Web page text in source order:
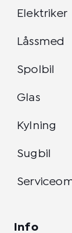
Elektriker
Låssmed
Spolbil
Glas
Kylning
Sugbil
Info